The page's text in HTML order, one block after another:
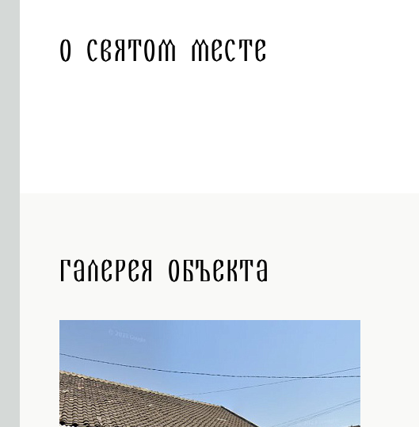
О святом месте
Галерея объекта